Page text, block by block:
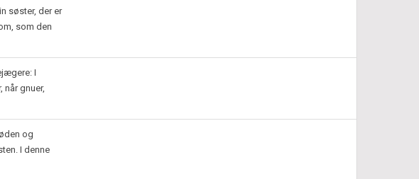
søster, der er
som den
I
når gnuer,
og
I denne